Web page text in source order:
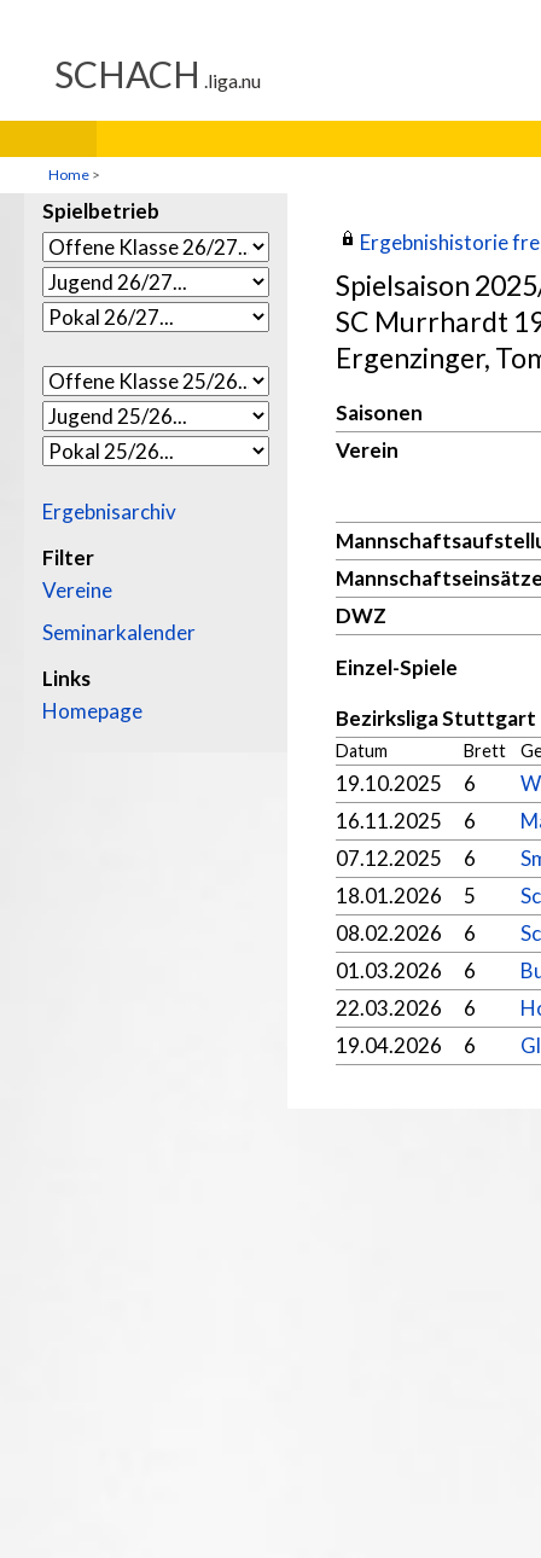
Home >
Spielbetrieb
Ergebnisarchiv
Filter
Vereine
Seminarkalender
Links
Homepage
Ergebnishistorie
Spielsaison
SC Murrhardt
Ergenzinger,
Saisonen
Verein
DWZ
Einzel-Spiele
Bezirksliga Stuttgart
Datum Brett
19.10.2025 6
16.11.2025
6
07.12.2025
6
18.01.2026
5
08.02.2026
6
01.03.2026
6
22.03.2026
6
19.04.2026
6